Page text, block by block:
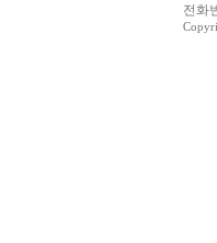
전화